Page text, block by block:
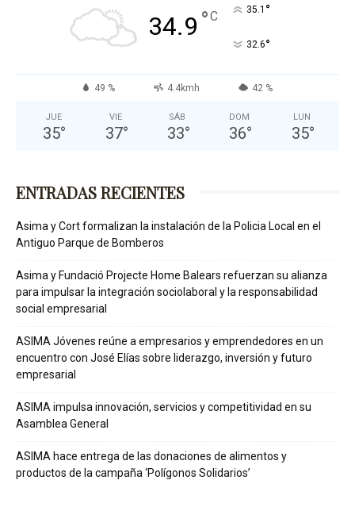
34.9 °C 35.1 °
32.6°
49 % 4.4kmh 42 %
JUE
35°
VIE
37°
SÁB
33°
DOM
36°
LUN
35°
ENTRADAS RECIENTES
Asima y Cort formalizan la instalación de la Policia Local en el
Antiguo Parque de Bomberos
Asima y Fundació Projecte Home Balears refuerzan su alianza
para impulsar la integración sociolaboral y la responsabilidad
social empresarial
ASIMA Jóvenes reúne a empresarios y emprendedores en un
encuentro con José Elías sobre liderazgo, inversión y futuro
empresarial
ASIMA impulsa innovación, servicios y competitividad en su
Asamblea General
ASIMA hace entrega de las donaciones de alimentos y
productos de la campaña ‘Polígonos Solidarios’